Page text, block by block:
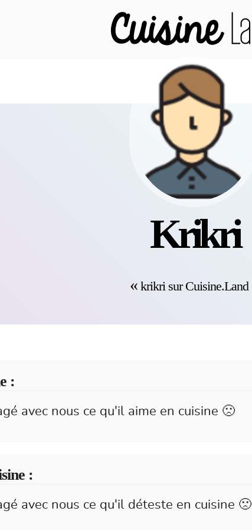
krikri
krikri sur Cuisine.Land
:
avec nous ce qu'il aime en cuisine 🙁
:
avec nous ce qu'il déteste en cuisine 🙁